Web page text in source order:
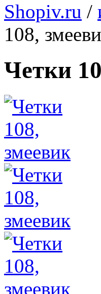
Shopiv.ru /
108,
Четки